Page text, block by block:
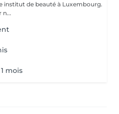
n...
mois